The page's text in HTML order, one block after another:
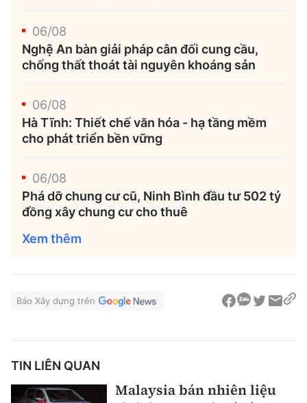
06/08
Nghệ An bàn giải pháp cân đối cung cầu,
chống thất thoát tài nguyên khoáng sản
06/08
Hà Tĩnh: Thiết chế văn hóa - hạ tầng mềm
cho phát triển bền vững
06/08
Phá dỡ chung cư cũ, Ninh Bình đầu tư 502 tỷ
đồng xây chung cư cho thuê
Xem thêm
Báo Xây dựng trên
TIN LIÊN QUAN
Malaysia bán nhiên liệu